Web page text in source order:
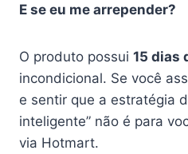
E se eu me arrepender?
O produto possui 15 dias
incondicional. Se você
e sentir que a estratégia
inteligente” não é para
via Hotmart.